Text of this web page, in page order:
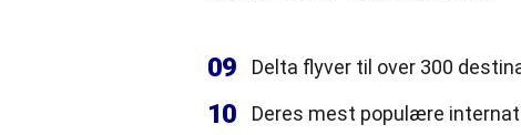
09 Delta flyver til over 300
10
Deres mest populære